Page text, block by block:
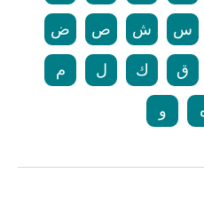
س ش ص ض
ق ك ل م
و